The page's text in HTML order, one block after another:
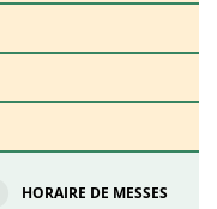
HORAIRE DE MESSES